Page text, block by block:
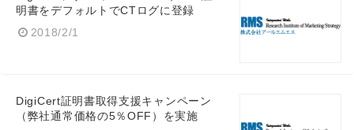
明書をデフォルトでCTログに登録
2018/2/1
DigiCert証明書取得支援キャンペーン
（弊社通常価格の5％OFF）を実施
Japanese
English